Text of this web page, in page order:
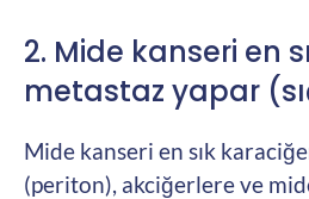
2. Mide kanseri en
metastaz yapar
Mide kanseri en sık
(periton), akciğerlere ve